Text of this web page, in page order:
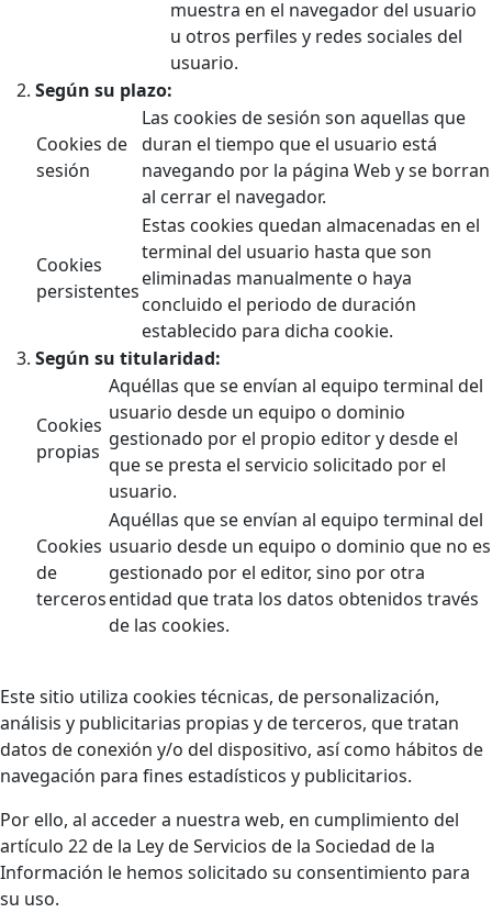
muestra en el navegador del usuario
u otros perfiles y redes sociales del
usuario.
Según su plazo:
Cookies de
sesión
Las cookies de sesión son aquellas que
duran el tiempo que el usuario está
navegando por la página Web y se borran
al cerrar el navegador.
Cookies
persistentes
Estas cookies quedan almacenadas en el
terminal del usuario hasta que son
eliminadas manualmente o haya
concluido el periodo de duración
establecido para dicha cookie.
Según su titularidad:
Cookies
propias
Aquéllas que se envían al equipo terminal del
usuario desde un equipo o dominio
gestionado por el propio editor y desde el
que se presta el servicio solicitado por el
usuario.
Cookies
de
terceros
Aquéllas que se envían al equipo terminal del
usuario desde un equipo o dominio que no es
gestionado por el editor, sino por otra
entidad que trata los datos obtenidos través
de las cookies.
Este sitio utiliza cookies técnicas, de personalización,
análisis y publicitarias propias y de terceros, que tratan
datos de conexión y/o del dispositivo, así como hábitos de
navegación para fines estadísticos y publicitarios.
Por ello, al acceder a nuestra web, en cumplimiento del
artículo 22 de la Ley de Servicios de la Sociedad de la
Información le hemos solicitado su consentimiento para
su uso.